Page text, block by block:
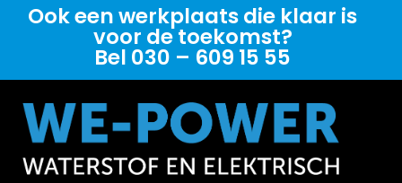
Ook een werkplaats die klaar is
voor de toekomst?
Bel 030 – 609 15 55